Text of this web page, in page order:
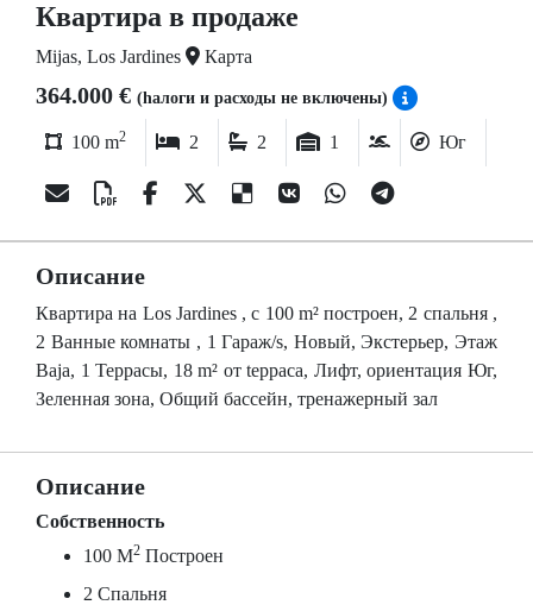
Квартира в продаже
Mijas, Los Jardines Карта
364.000 € (hалоги и расходы не включены)
100 m2 2 2 1 Юг
Описание
Квартира на Los Jardines , c 100 m² построен, 2 спальня ,
2 Ванные комнаты , 1 Гараж/s, Новый, Экстерьер, Этаж
Baja, 1 Террасы, 18 m² от tерраса, Лифт, ориентация Юг,
Зеленная зона, Общий бассейн, тренажерный зал
Описание
Собственность
100 M2 Построен
2 Спальня